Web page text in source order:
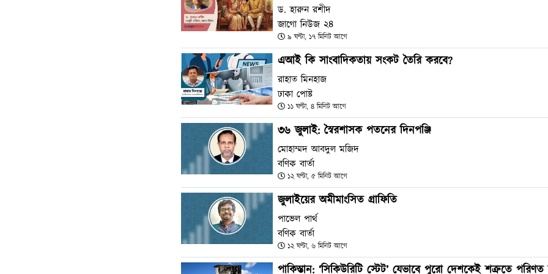
ড. হারুন রশীদ
জাগো নিউজ ২৪
৯ ঘণ্টা, ১৭ মিনিট আগে
এআই কি সাংবাদিকতায় সংকট তৈরি করবে?
রাহাত মিনহাজ
ঢাকা পোষ্ট
১১ ঘণ্টা, ৪ মিনিট আগে
৩৬ জুলাই: স্বৈরশাসক পতনের দিনপঞ্জি
মোহাম্মদ আবদুল মজিদ
বণিক বার্তা
১২ ঘণ্টা, ৫ মিনিট আগে
জুলাইয়ের অমীমাংসিত গ্রাফিতি
পাভেল পার্থ
বণিক বার্তা
১২ ঘণ্টা, ৬ মিনিট আগে
পাকিস্তান: ‘সিকিউরিটি স্টেট’ যেভাবে পুরো দেশকেই শত্রুতে